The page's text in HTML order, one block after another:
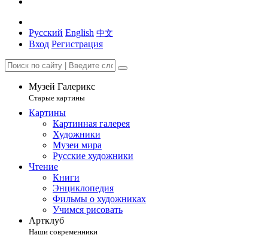
Русский English 中文
Вход Регистрация
Музей Галерикс
Старые картины
Картины
Картинная галерея
Художники
Музеи мира
Русские художники
Чтение
Книги
Энциклопедия
Фильмы о художниках
Учимся рисовать
Артклуб
Наши современники